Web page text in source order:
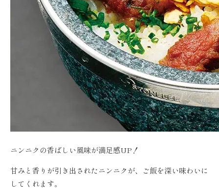
ニンニクの香ばしい風味が満足感UP！
甘みと香りが引き出されたニンニクが、ご飯を深い味わいに
してくれます。